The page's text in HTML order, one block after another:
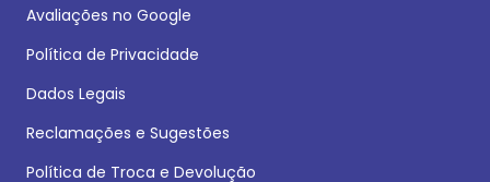
Avaliações no Google
Política de Privacidade
Dados Legais
Reclamações e Sugestões
Política de Troca e Devolução